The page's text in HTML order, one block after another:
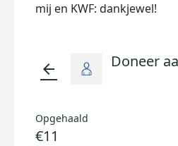
mij en KWF: dankjewel!
arrow_back Doneer
Opgehaald
€11